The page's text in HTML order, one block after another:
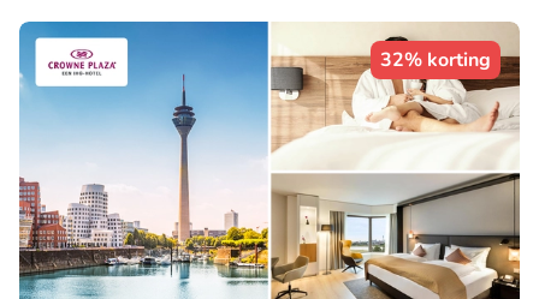
32% korting